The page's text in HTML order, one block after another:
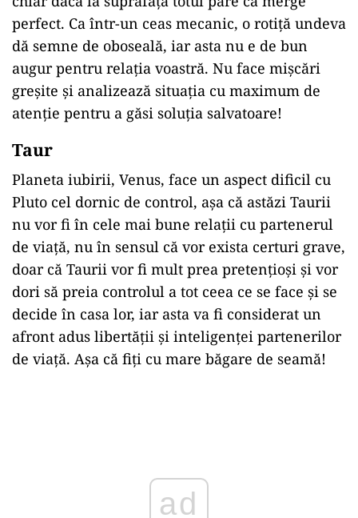
perfect. Ca într-un ceas mecanic, o rotiță undeva
dă semne de oboseală, iar asta nu e de bun
augur pentru relația voastră. Nu face mișcări
greșite și analizează situația cu maximum de
atenție pentru a găsi soluția salvatoare!
Taur
Planeta iubirii, Venus, face un aspect dificil cu
Pluto cel dornic de control, așa că astăzi Taurii
nu vor fi în cele mai bune relații cu partenerul
de viață, nu în sensul că vor exista certuri grave,
doar că Taurii vor fi mult prea pretențioși și vor
dori să preia controlul a tot ceea ce se face și se
decide în casa lor, iar asta va fi considerat un
afront adus libertății și inteligenței partenerilor
de viață. Așa că fiți cu mare băgare de seamă!